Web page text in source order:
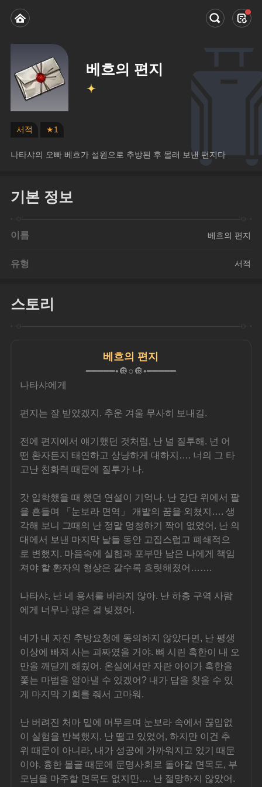
베흐의 편지
서적 ★1
나타샤의 오빠 베흐가 설원으로 추방된 후 몰래 보낸 편지다
기본 정보
이름 베흐의 편지
유형 서적
스토리
베흐의 편지
━━━━━•🔘○🔘•━━━━━
나타샤에게
편지는 잘 받았겠지. 추운 겨울 무사히 보내길.
전에 편지에서 얘기했던 것처럼, 난 널 질투해. 넌 어
떤 환자든지 태연하고 상냥하게 대하지…. 너의 그 타
고난 친화력 때문에 질투가 나.
갓 입학했을 때 했던 연설이 기억나. 난 강단 위에서 팔
을 흔들며 「눈보라 면역」 개발의 꿈을 외쳤지…. 생
각해 보니 그때의 난 정말 멍청하기 짝이 없었어. 난 의
대에서 보낸 마지막 날들 동안 고집스럽고 폐쇄적으
로 변했지. 마음속에 실험과 포부만 남은 나에게 책임
져야 할 환자의 형상은 갈수록 흐릿해졌어…….
나타샤, 난 네 용서를 바라지 않아. 난 하층 구역 사람
에게 너무나 많은 걸 빚졌어.
네가 내 자진 추방요청에 동의하지 않았다면, 난 평생
이상에 빠져 사는 괴짜였을 거야. 뼈 시린 혹한이 내 오
만을 깨닫게 해줬어. 온실에서만 자란 아이가 혹한을
쫓는 마법을 알아낼 수 있겠어? 내가 답을 찾을 수 있
게 마지막 기회를 줘서 고마워.
난 버려진 처마 밑에 머무르며 눈보라 속에서 끊임없
이 실험을 반복했지. 난 떨고 있었어, 하지만 이건 추
위 때문이 아니라, 내가 성공에 가까워지고 있기 때문
이야. 흉한 몰골 때문에 문명사회로 돌아갈 면목도, 부
모님을 마주할 면목도 없지만…. 난 절망하지 않았어.